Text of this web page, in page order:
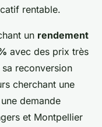
rentable.
un rendement
avec des prix très
reconversion
cherchant une
demande
et Montpellier